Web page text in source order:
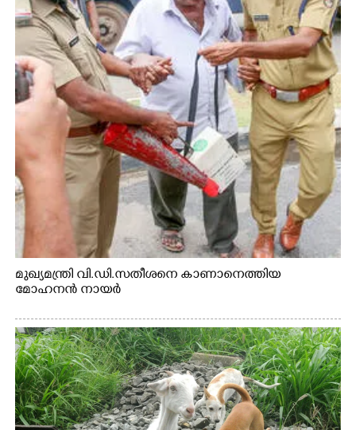
മുഖ്യമന്ത്രി വി.ഡി.സതീശനെ കാണാനെത്തിയ
മോഹനൻ നായർ